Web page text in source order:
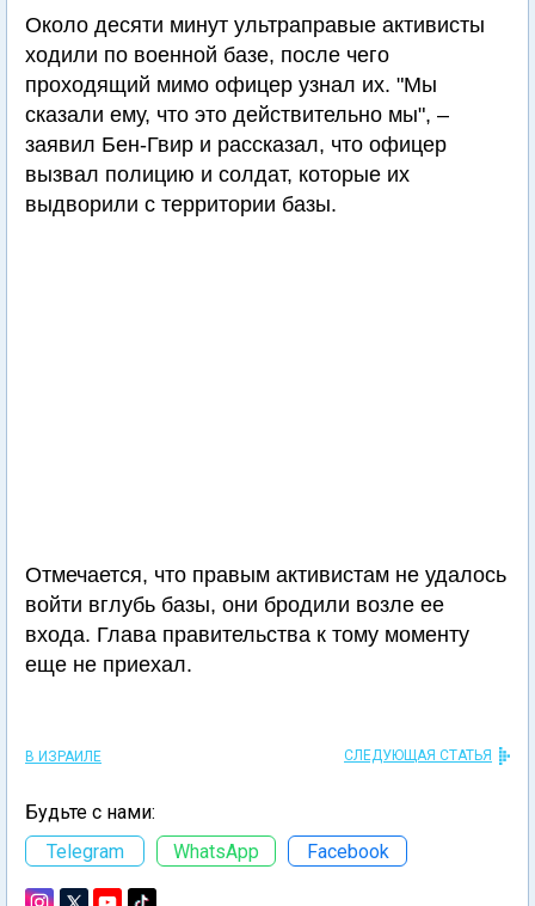
Около десяти минут ультраправые активисты
ходили по военной базе, после чего
проходящий мимо офицер узнал их. "Мы
сказали ему, что это действительно мы", –
заявил Бен-Гвир и рассказал, что офицер
вызвал полицию и солдат, которые их
выдворили с территории базы.
Отмечается, что правым активистам не удалось
войти вглубь базы, они бродили возле ее
входа. Глава правительства к тому моменту
еще не приехал.
В ИЗРАИЛЕ СЛЕДУЮЩАЯ СТАТЬЯ
Будьте с нами:
Telegram
WhatsApp Facebook